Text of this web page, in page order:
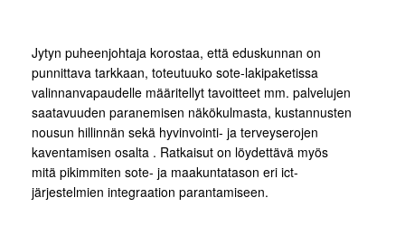
Jytyn puheenjohtaja korostaa, että eduskunnan on
punnittava tarkkaan, toteutuuko sote-lakipaketissa
valinnanvapaudelle määritellyt tavoitteet mm. palvelujen
saatavuuden paranemisen näkökulmasta, kustannusten
nousun hillinnän sekä hyvinvointi- ja terveyserojen
kaventamisen osalta . Ratkaisut on löydettävä myös
mitä pikimmiten sote- ja maakuntatason eri ict-
järjestelmien integraation parantamiseen.